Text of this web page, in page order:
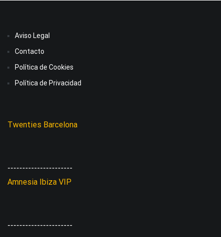
Aviso Legal
Contacto
Política de Cookies
Política de Privacidad
Twenties Barcelona
----------------------
Amnesia Ibiza VIP
----------------------